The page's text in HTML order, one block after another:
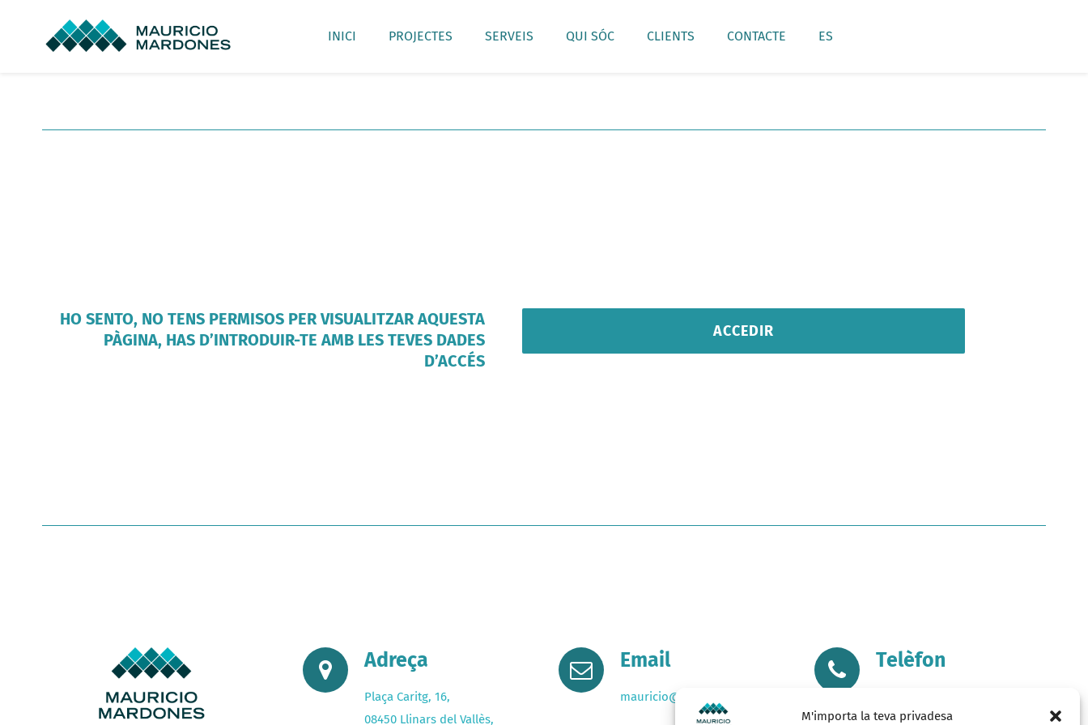
M'importa la teva privadesa
INICI PROJECTES SERVEIS QUI SÓC CLIENTS CONTACTE ES
HO SENTO, NO TENS PERMISOS PER VISUALITZAR AQUESTA
PÀGINA, HAS D’INTRODUIR-TE AMB LES TEVES DADES
D’ACCÉS
ACCEDIR
Adreça
Plaça Caritg, 16,
08450 Llinars del Vallès,
Email
mauricio@mardones.cat
Telèfon